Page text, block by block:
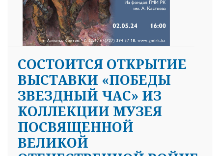
CОСТОИТСЯ ОТКРЫТИЕ
ВЫСТАВКИ «ПОБЕДЫ
ЗВЕЗДНЫЙ ЧАС» ИЗ
КОЛЛЕКЦИИ МУЗЕЯ
ПОСВЯЩЕННОЙ
ВЕЛИКОЙ